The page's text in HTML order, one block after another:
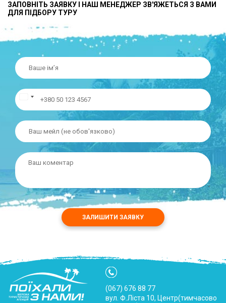
ЗАПОВНІТЬ ЗАЯВКУ І НАШ МЕНЕДЖЕР ЗВ'ЯЖЕТЬСЯ З ВАМИ
ДЛЯ ПІДБОРУ ТУРУ
ЗАЛИШИТИ ЗАЯВКУ
(067) 676 88 77
вул. Ф.Ліста 10, Центр(тимчасово